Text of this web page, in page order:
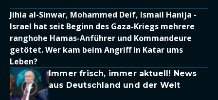
Jihia al-Sinwar, Mohammed Deif, Ismail Hanija -
Israel hat seit Beginn des Gaza-Kriegs mehrere
ranghohe Hamas-Anführer und Kommandeure
getötet. Wer kam beim Angriff in Katar ums
Leben?
Immer frisch, immer aktuell! News
aus Deutschland und der Welt